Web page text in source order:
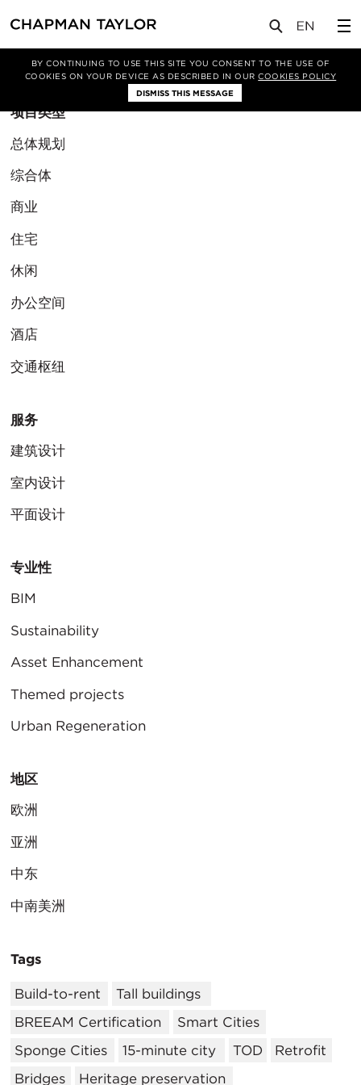
BY CONTINUING TO USE THIS SITE YOU CONSENT TO THE USE OF
COOKIES ON YOUR DEVICE AS DESCRIBED IN OURCOOKIES POLICY
DISMISS THIS MESSAGE
筛选条件
项目类型
总体规划
综合体
商业
住宅
休闲
办公空间
酒店
交通枢纽
服务
建筑设计
室内设计
平面设计
专业性
BIM
Sustainability
Asset Enhancement
Themed projects
Urban Regeneration
地区
欧洲
亚洲
中东
中南美洲
Tags
Build-to-rent
Tall buildings
BREEAM Certification
Smart Cities
Sponge Cities
15-minute city TOD
Retrofit
Bridges
Heritage preservation